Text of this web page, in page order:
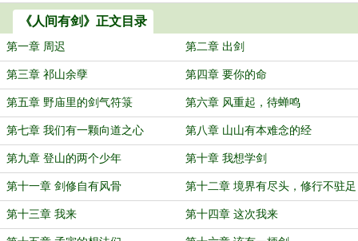
《人间有剑》正文目录
第一章 周迟 第二章 出剑
第三章 祁山余孽 第四章 要你的命
第五章 野庙里的剑气符箓 第六章 风重起，待蝉鸣
第七章 我们有一颗向道之心 第八章 山山有本难念的经
第九章 登山的两个少年 第十章 我想学剑
第十一章 剑修自有风骨 第十二章 境界有尽头，修行不驻足
第十三章 我来 第十四章 这次我来